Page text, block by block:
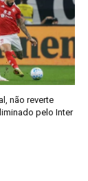
não reverte
pelo Inter